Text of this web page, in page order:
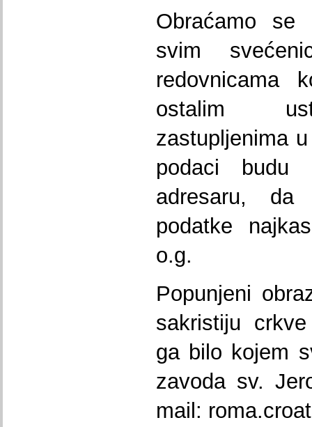
Obraćamo se
svim
redovnicama
ostalim
zastupljenima
podaci budu
adresaru,
podatke
o.g.
Popunjeni
sakristiju
ga bilo kojem
zavoda sv.
mail: